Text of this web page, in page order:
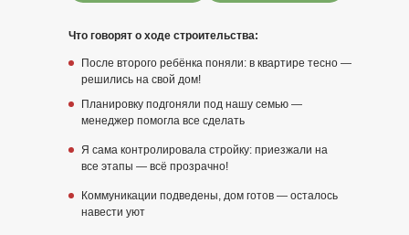
После второго ребёнка поняли: в квартире тесно —
решились на свой дом!
Что говорят о ходе строительства:
Планировку подгоняли под нашу семью —
менеджер помогла все сделать
Я сама контролировала стройку: приезжали на
все этапы — всё прозрачно!
Коммуникации подведены, дом готов — осталось
навести уют